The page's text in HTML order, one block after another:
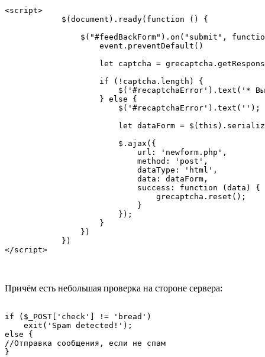
<script>
            $(document).ready(function () {
$("#feedBackForm").on("submit",
                    event.preventDefault()
let captcha =
                    if (!captcha.length) {
$('#recaptchaError').text('*
                    } else {
                        $('#recaptchaError').text('');
let dataForm =
                        $.ajax({
                            url: 'newform.php',
                            method: 'post',
                            dataType: 'html',
                            data: dataForm,
                            success: function (data) {
                                grecaptcha.reset();
                            }
                        });
                    }
                })
            })
</script>
Причём есть небольшая проверка на стороне сервера:
if ($_POST['check'] != 'bread')
    exit('Spam detected!');
else {
//Отправка сообщения, если не спам
}